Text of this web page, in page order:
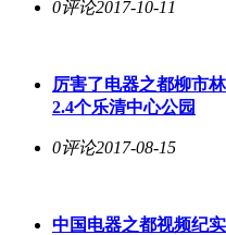
0评论2017-10-11
厉害了电器之都柳市
2.4个乐清中心公园
0评论2017-08-15
中国电器之都视频纪